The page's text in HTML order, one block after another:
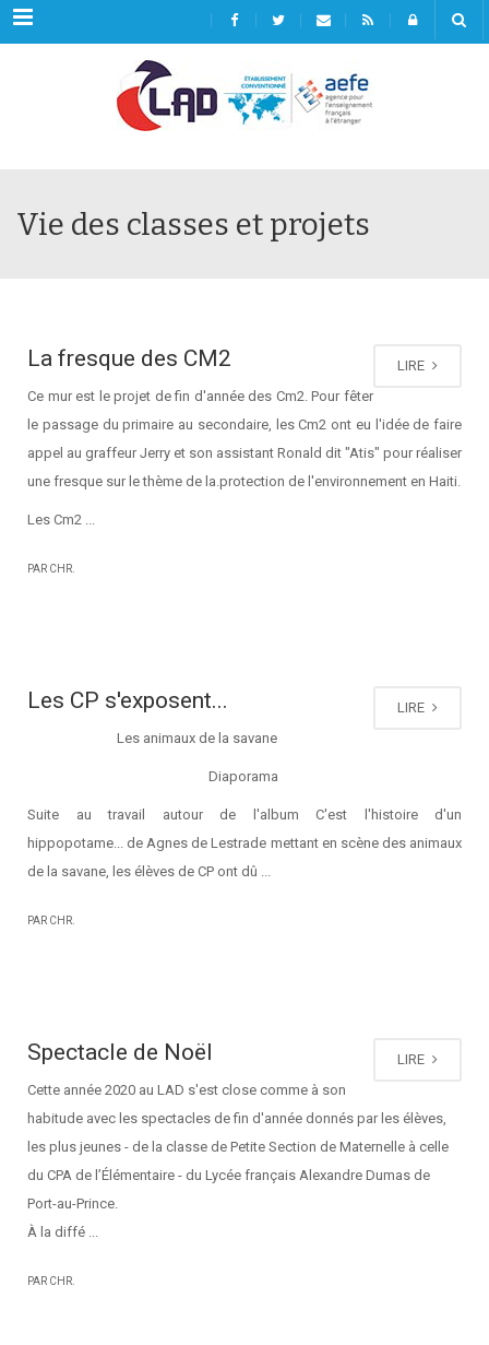
Menu
Vie des classes et projets
LIRE
La fresque des CM2
Ce mur est le projet de fin d'année des Cm2. Pour fêter
le passage du primaire au secondaire, les Cm2 ont eu l'idée de faire
appel au graffeur Jerry et son assistant Ronald dit "Atis" pour réaliser
une fresque sur le thème de la.protection de l'environnement en Haiti.
Les Cm2 ...
PAR CHR.
LIRE
Les CP s'exposent...
Les animaux de la savane
Diaporama
Suite au travail autour de l'album C'est l'histoire d'un
hippopotame... de Agnes de Lestrade mettant en scène des animaux
de la savane, les élèves de CP ont dû ...
PAR CHR.
LIRE
Spectacle de Noël
Cette année 2020 au LAD s'est close comme à son
habitude avec les spectacles de fin d'année donnés par les élèves,
les plus jeunes - de la classe de Petite Section de Maternelle à celle
du CPA de l’Élémentaire - du Lycée français Alexandre Dumas de
Port-au-Prince.
À la diffé ...
PAR CHR.